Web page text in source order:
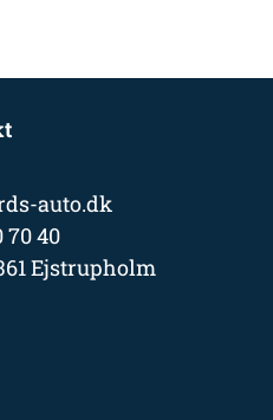
auto.dk
70 40
Ejstrupholm